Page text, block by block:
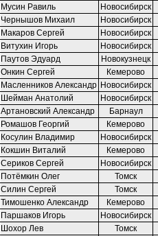
Мусин Равиль
Новосибирск
Чернышов Михаил
Новосибирск
Макаров Сергей
Новосибирск
Витухин Игорь
Новосибирск
Паутов Эдуард
Новокузнецк
Онкин Сергей
Кемерово
Масленников Александр Новосибирск
Шейман Анатолий
Новосибирск
Артановский Александр
Барнаул
Ромашов Георгий
Кемерово
Косулин Владимир
Новосибирск
Кокшин Виталий
Кемерово
Сериков Сергей
Новосибирск
Потёмкин Олег
Томск
Силин Сергей
Томск
Тимошенко Александр
Кемерово
Паршаков Игорь
Новосибирск
Шохор Лев
Томск